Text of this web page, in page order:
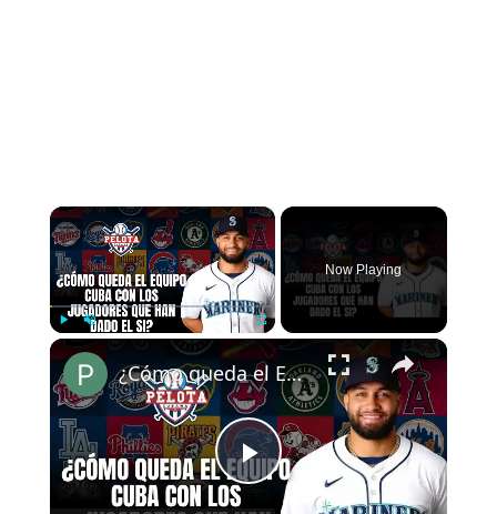
×
Now Playing
×
Play
¿Cómo queda el EQUIPO CUBA con los peloteros que han dado el ¨si¨ al CLASICO MUNDIAL?